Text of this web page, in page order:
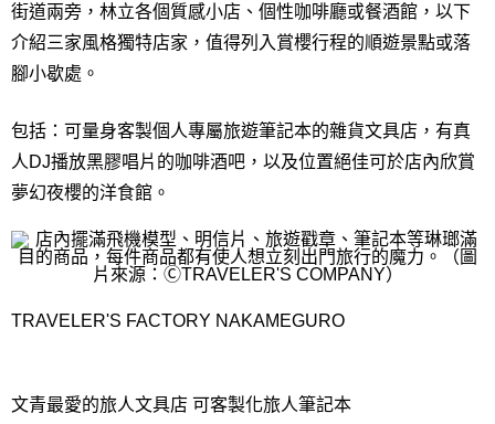
街道兩旁，林立各個質感小店、個性咖啡廳或餐酒館， 以下
介紹三家風格獨特店家， 值得列入賞櫻行程的順遊景點或落
腳小歇處。
包括： 可量身客製個人專屬旅遊筆記本的雜貨文具店，有真
人 DJ播放黑膠唱片的咖啡酒吧，以及位置絕佳可於店內欣賞
夢幻夜櫻的洋食館。
TRAVELER'S FACTORY NAKAMEGURO
文青最愛的旅人文具店 可客製化旅人筆記本